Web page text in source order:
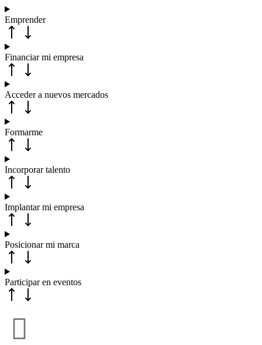
Emprender
Financiar mi empresa
Acceder a nuevos mercados
Formarme
Incorporar talento
Implantar mi empresa
Posicionar mi marca
Participar en eventos